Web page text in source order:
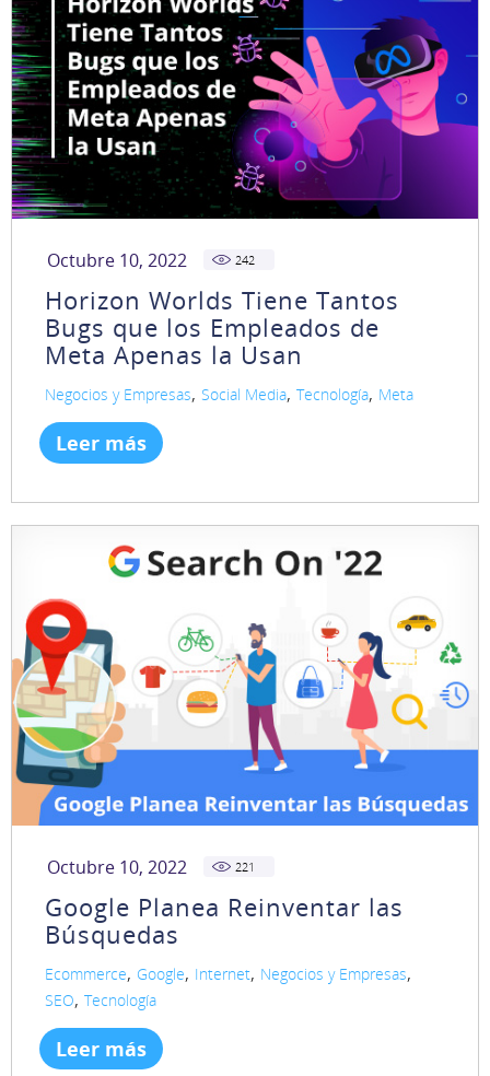
Octubre 10, 2022 242
Horizon Worlds Tiene Tantos
Bugs que los Empleados de
Meta Apenas la Usan
Negocios y Empresas, Social Media, Tecnología, Meta
Leer más
Octubre 10, 2022 221
Google Planea Reinventar las
Búsquedas
Ecommerce, Google, Internet, Negocios y Empresas,
SEO, Tecnología
Leer más